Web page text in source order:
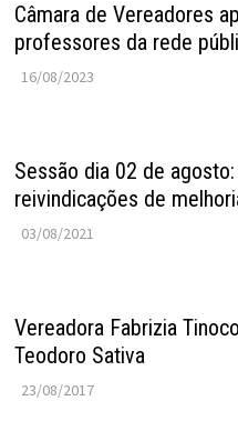
Câmara de Vereadores
professores da rede
16/08/2023
Sessão dia 02 de
reivindicações de
03/08/2021
Vereadora Fabrizia
Teodoro Sativa
23/08/2017